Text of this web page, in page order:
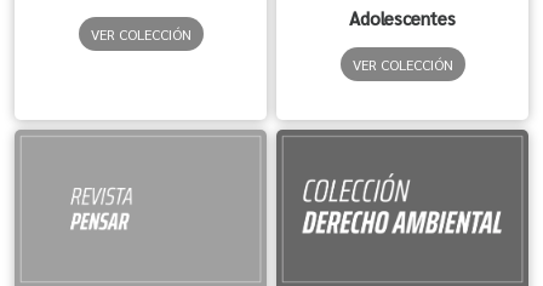
VER COLECCIÓN
Adolescentes
VER COLECCIÓN